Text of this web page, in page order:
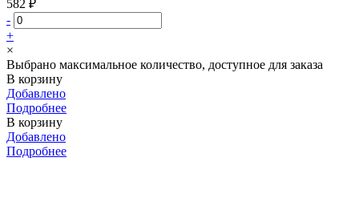
582 ₽
-
+
×
Выбрано максимальное количество, доступное для заказа
В корзину
Добавлено
Подробнее
В корзину
Добавлено
Подробнее